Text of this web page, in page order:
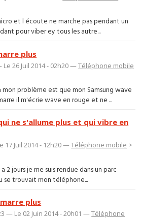
et l écoute ne marche pas pendant un
pour viber ey tous les autre...
plus
Le 26 Juil 2014 - 02h20 —Téléphone mobile
mon problème est que mon Samsung wave
il m'écrie wave en rouge et ne ...
ne s'allume plus et qui vibre en
17 Juil 2014 - 12h20 —Téléphone mobile >
2 jours je me suis rendue dans un parc
trouvait mon téléphone...
plus
— Le 02 Juin 2014 - 20h01 —Téléphone